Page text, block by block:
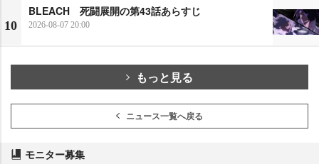
10
BLEACH 死闘展開の第43話あらすじ
2026-08-07 20:00
もっと見る
ニュース一覧へ戻る
モニター募集